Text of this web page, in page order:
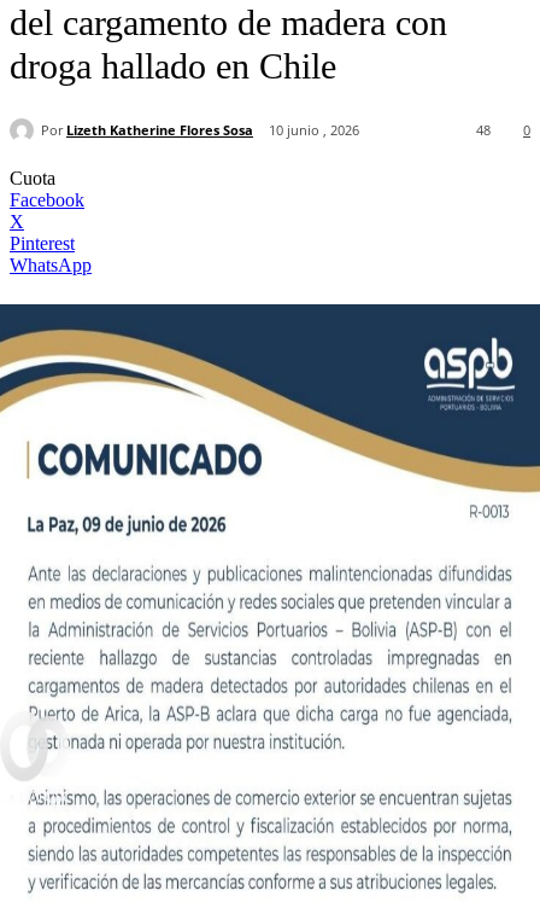
del cargamento de madera con
droga hallado en Chile
Por Lizeth Katherine Flores Sosa 10 junio , 2026 0
48
Cuota
Facebook
X
Pinterest
WhatsApp